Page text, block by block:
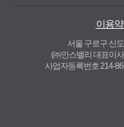
이용
서울 구로구 신
(㈜인스밸리 대표이
사업자등록번호 214-